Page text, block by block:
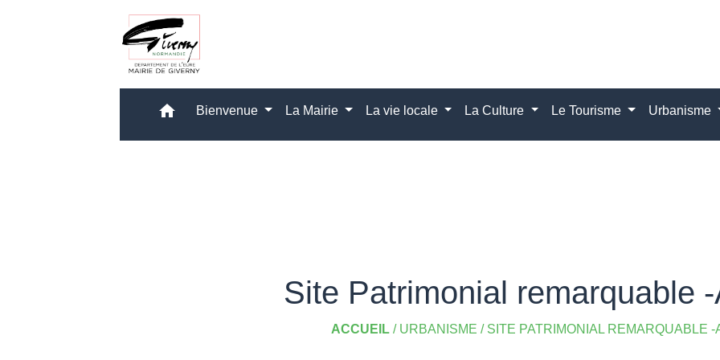
home Bienvenue La Mairie La vie locale La Culture Le Tourisme Urbanisme
Site Patrimonial remarquable -
ACCUEIL / URBANISME / SITE PATRIMONIAL REMARQUABLE -